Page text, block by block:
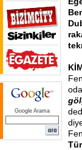
Google Arama